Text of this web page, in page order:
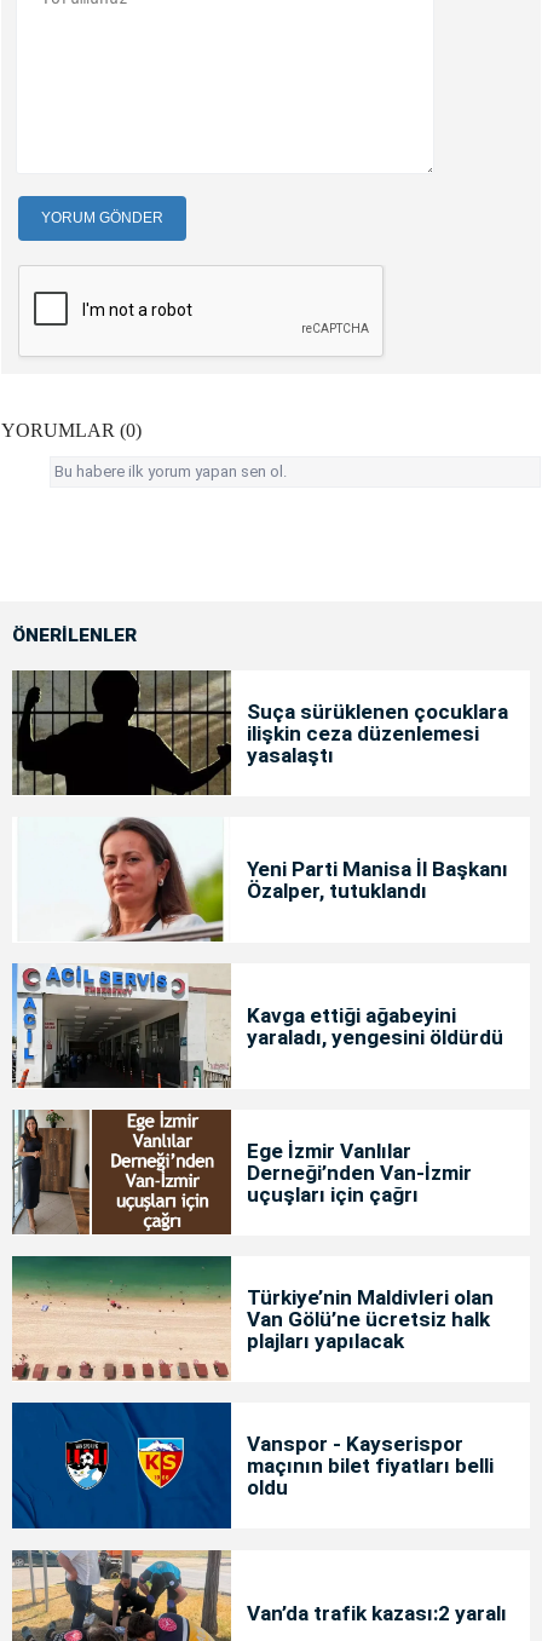
YORUM GÖNDER
YORUMLAR (0)
Bu habere ilk yorum yapan sen ol.
ÖNERİLENLER
Suça sürüklenen çocuklara
ilişkin ceza düzenlemesi
yasalaştı
Yeni Parti Manisa İl Başkanı
Özalper, tutuklandı
Kavga ettiği ağabeyini
yaraladı, yengesini öldürdü
Ege İzmir Vanlılar
Derneği’nden Van-İzmir
uçuşları için çağrı
Türkiye’nin Maldivleri olan
Van Gölü’ne ücretsiz halk
plajları yapılacak
Vanspor - Kayserispor
maçının bilet fiyatları belli
oldu
Van’da trafik kazası:2 yaralı